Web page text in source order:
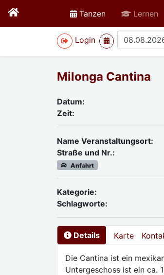
Tanzenactive Lernen
Login
>
Milonga Cantina
Datum:
Zeit:
Name Veranstaltungsort:
Straße und Nr.:
Anfahrt
Kategorie:
Schlagworte:
Details Karte
Die Cantina ist ein
Untergeschoss ist ein ca.